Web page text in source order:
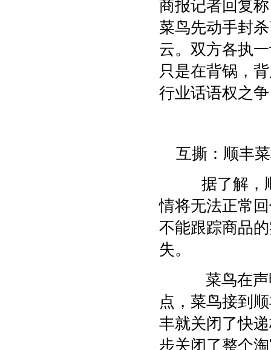
商报记者回复
菜鸟先动手封
云。双方各执
只是在背锅，
行业话语权之
互撕：顺丰
据了解，
情将无法正常
不能跟踪商品
失。
菜鸟在声
点，菜鸟接到
丰就关闭了快
步关闭了整个